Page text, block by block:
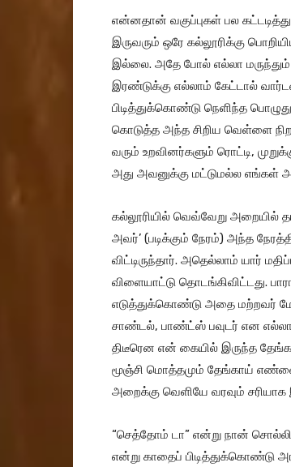
என்னதான் வகுப்புகள் பல
இருவரும் ஒரே கல்லூரிக்கு
இல்லை. அதே போல் எல்லா மருந்தும்
இரண்டுக்கு எல்லாம் கேட்டால்
பிடித்துக்கொண்டு நெளிந்த
கொடுத்த அந்த சிறிய வெள்ளை
வரும் உறவினர்களும் ரொட்டி,
அது அவனுக்கு மட்டுமல்ல எங்கள்
கல்லூரியில் வெவ்வேறு அறையில்
அவர்’ (படிக்கும் நேரம்) அந்த
விட்டிருந்தார். அதெல்லாம் யார்
விளையாட்டு தொடங்கிவிட்டது.
எடுத்துக்கொண்டு அதை மற்றவர்
சாண்டல், பாண்ட்ஸ் பவுடர் என
திடீரென என் கையில் இருந்த
மூஞ்சி மொத்தமும் தேங்காய்
அறைக்கு வெளியே வரவும் சரியாக
“செத்தோம் டா” என்று நான்
என்று காதைப் பிடித்துக்கொண்டு